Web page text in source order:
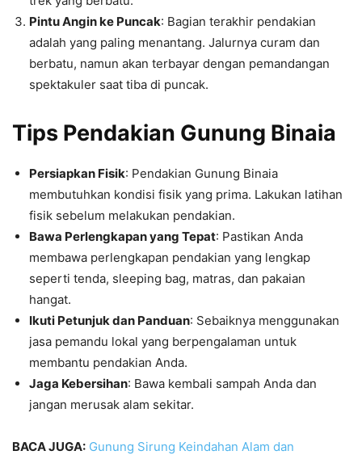
Pintu Angin ke Puncak: Bagian terakhir pendakian
adalah yang paling menantang. Jalurnya curam dan
berbatu, namun akan terbayar dengan pemandangan
spektakuler saat tiba di puncak.
Tips Pendakian Gunung Binaia
Persiapkan Fisik: Pendakian Gunung Binaia
membutuhkan kondisi fisik yang prima. Lakukan latihan
fisik sebelum melakukan pendakian.
Bawa Perlengkapan yang Tepat: Pastikan Anda
membawa perlengkapan pendakian yang lengkap
seperti tenda, sleeping bag, matras, dan pakaian
hangat.
Ikuti Petunjuk dan Panduan: Sebaiknya menggunakan
jasa pemandu lokal yang berpengalaman untuk
membantu pendakian Anda.
Jaga Kebersihan: Bawa kembali sampah Anda dan
jangan merusak alam sekitar.
BACA JUGA: Gunung Sirung Keindahan Alam dan